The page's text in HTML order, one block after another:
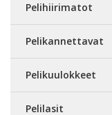
Pelihiirimatot
Pelikannettavat
Pelikuulokkeet
Pelilasit